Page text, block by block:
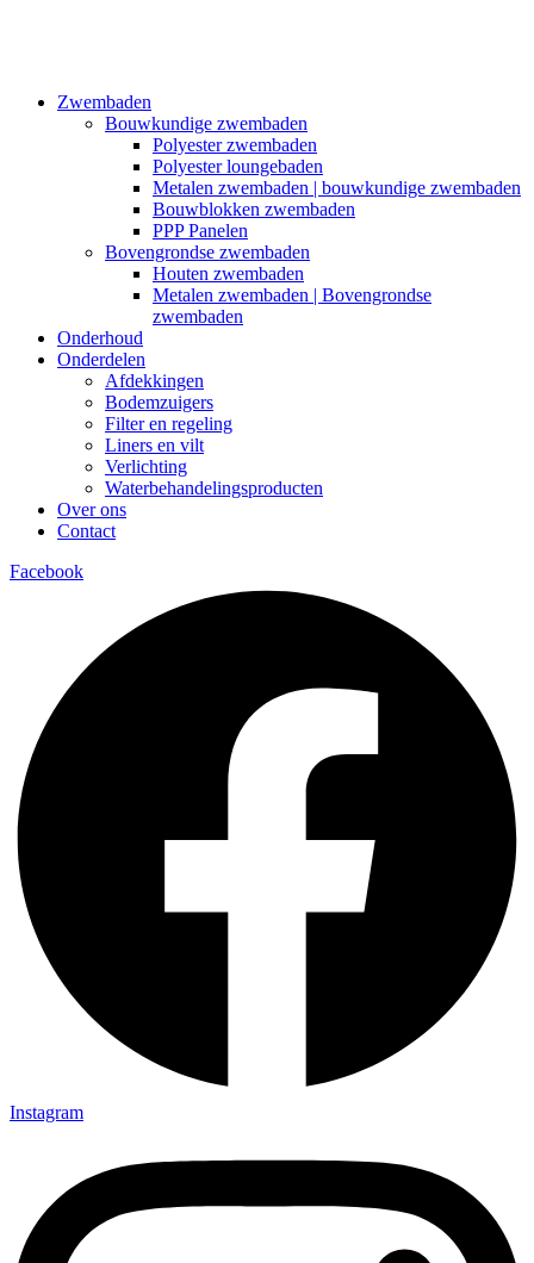
Zwembaden
Bouwkundige zwembaden
Polyester zwembaden
Polyester loungebaden
Metalen zwembaden | bouwkundige zwembaden
Bouwblokken zwembaden
PPP Panelen
Bovengrondse zwembaden
Houten zwembaden
Metalen zwembaden | Bovengrondse
zwembaden
Onderhoud
Onderdelen
Afdekkingen
Bodemzuigers
Filter en regeling
Liners en vilt
Verlichting
Waterbehandelingsproducten
Over ons
Contact
Facebook
Instagram